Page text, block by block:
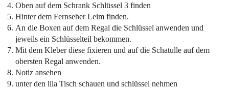
Oben auf dem Schrank Schlüssel 3 finden
Hinter dem Fernseher Leim finden.
An die Boxen auf dem Regal die Schlüssel anwenden und
jeweils ein Schlüsselteil bekommen.
Mit dem Kleber diese fixieren und auf die Schatulle auf dem
obersten Regal anwenden.
Notiz ansehen
unter den lila Tisch schauen und schlüssel nehmen